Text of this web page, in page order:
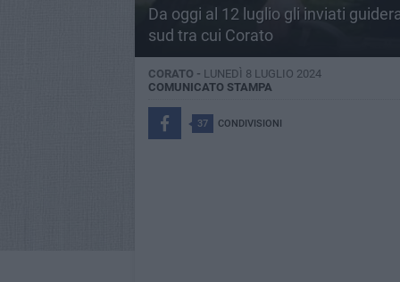
Da oggi al 12 luglio gli inviati
sud tra cui Corato
CORATO - LUNEDÌ 8 LUGLIO 2024
COMUNICATO STAMPA
37 CONDIVISIONI